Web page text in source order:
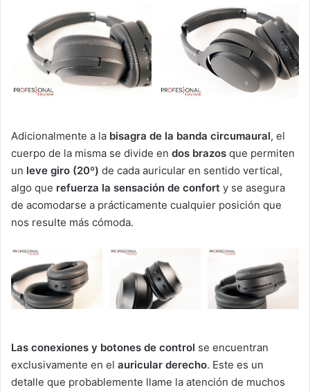
Adicionalmente a la bisagra de la banda circumaural, el
cuerpo de la misma se divide en dos brazos que permiten
un leve giro (20º) de cada auricular en sentido vertical,
algo que refuerza la sensación de confort y se asegura
de acomodarse a prácticamente cualquier posición que
nos resulte más cómoda.
Las conexiones y botones de control se encuentran
exclusivamente en el auricular derecho. Este es un
detalle que probablemente llame la atención de muchos